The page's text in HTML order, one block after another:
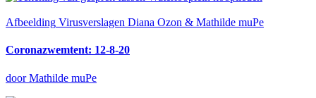
Afbeelding Virusverslagen Diana Ozon & Mathilde muPe
Coronazwemtent: 12-8-20
door Mathilde muPe